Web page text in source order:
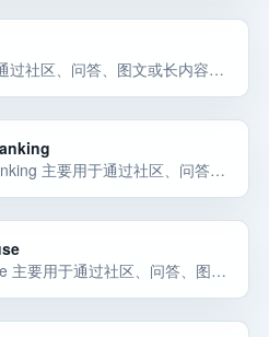
Seobility 主要用于通过社区、问答、图文或长内容渠道获取自然曝光和早期用户反馈。Seobility 主要用于通过社区、问答、图文或长内容渠道获取自然曝光和早期用户反馈。Seobility 主要用于通过社区、问答、图文或… 选择前重点看价格、上手门槛、风险和替代方案。
Advanced Web Ranking 主要用于通过社区、问答、图文或长内容渠道获取自然曝光和早期用户反馈。Advanced Web Ranking 主要用于通过社区、问答、图文或长内容渠道获取自然曝光和早期用户反馈。Advanced Web R… 选择前重点看价格、上手门槛、风险和替代方案。
Chrome Lighthouse 主要用于通过社区、问答、图文或长内容渠道获取自然曝光和早期用户反馈。Chrome Lighthouse 主要用于通过社区、问答、图文或长内容渠道获取自然曝光和早期用户反馈。Chrome Lighthouse… 选择前重点看价格、上手门槛、风险和替代方案。